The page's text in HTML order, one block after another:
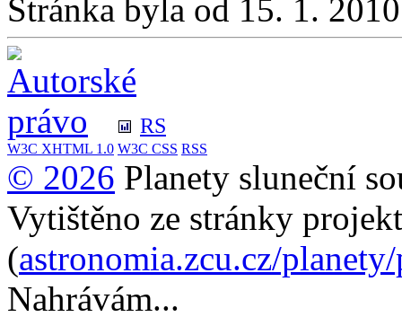
Stránka byla od 15. 1.
RS
W3C XHTML 1.0 W3C CSS RSS
© 2026 Planety sluneční
Vytištěno ze stránky
(astronomia.zcu.cz/
Nahrávám...